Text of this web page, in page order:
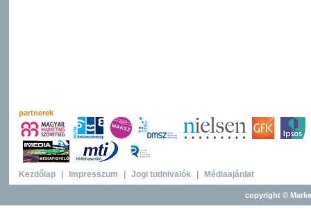
partnerek
Kezdőlap Impresszum Jogi tudnivalók Médiaajánlat
copyright ©